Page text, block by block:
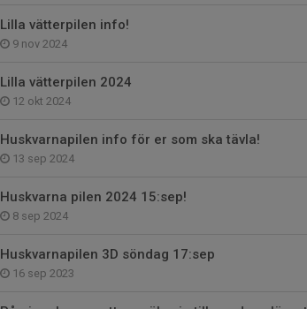
Lilla vätterpilen info!
9 nov 2024
Lilla vätterpilen 2024
12 okt 2024
Huskvarnapilen info för er som ska tävla!
13 sep 2024
Huskvarna pilen 2024 15:sep!
8 sep 2024
Huskvarnapilen 3D söndag 17:sep
16 sep 2023